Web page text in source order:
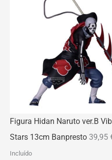
Figura Hidan Naruto ver.B
Stars 13cm Banpresto 39,95
Incluído